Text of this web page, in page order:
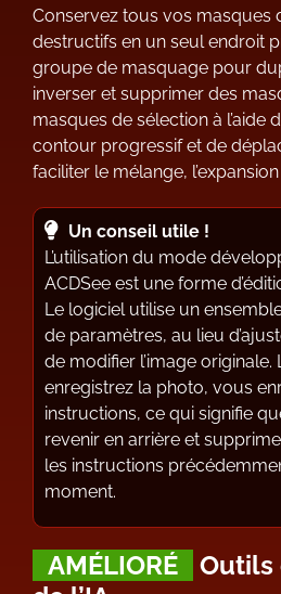
Conservez tous vos masques
destructifs en un seul endroit
groupe de masquage pour
inverser et supprimer des
masques de sélection à l’aide
contour progressif et de
faciliter le mélange,
Un conseil utile !
L’utilisation du mode
ACDSee est une forme
Le logiciel utilise un
de paramètres, au lieu
de modifier l’image
enregistrez la photo, vous
instructions, ce qui signifie
revenir en arrière et
les instructions
moment.
AMÉLIORÉ
Outils